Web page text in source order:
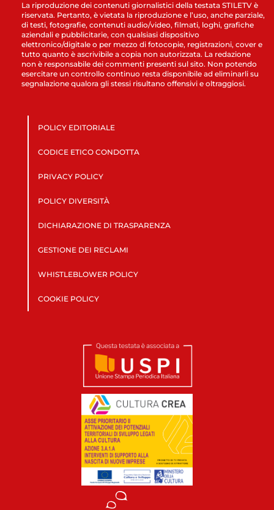
La riproduzione dei contenuti giornalistici della testata STILETV è
riservata. Pertanto, è vietata la riproduzione e l’uso, anche parziale,
di testi, fotografie, contenuti audio/video, filmati, loghi, grafiche
aziendali e pubblicitarie, con qualsiasi dispositivo
elettronico/digitale o per mezzo di fotocopie, registrazioni, cover e
tutto quanto è ascrivibile a copia non autorizzata. La redazione
non è responsabile dei commenti presenti sul sito. Non potendo
esercitare un controllo continuo resta disponibile ad eliminarli su
segnalazione qualora gli stessi risultano offensivi e oltraggiosi.
POLICY EDITORIALE
CODICE ETICO CONDOTTA
PRIVACY POLICY
POLICY DIVERSITÀ
DICHIARAZIONE DI TRASPARENZA
GESTIONE DEI RECLAMI
WHISTLEBLOWER POLICY
COOKIE POLICY